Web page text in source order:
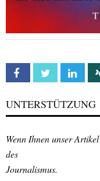
Facebook Twitter
UNTERSTÜTZUNG
Wenn Ihnen unser
des
Journalismus.